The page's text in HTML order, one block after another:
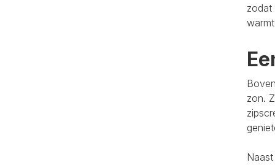
zodat
zon.